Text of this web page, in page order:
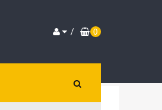
/ 0